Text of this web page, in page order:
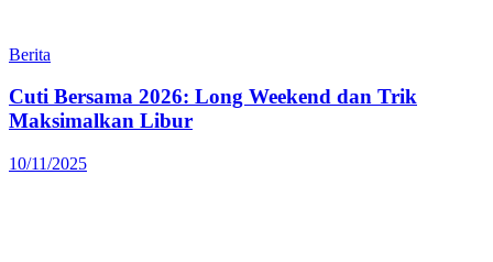
Berita
Cuti Bersama 2026: Long Weekend dan Trik
Maksimalkan Libur
10/11/2025